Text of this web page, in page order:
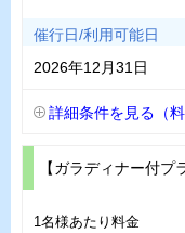
催行日/利用可能日
2026年12月31日
詳細条件を見る（
【ガラディナー付プ
1名様あたり料金